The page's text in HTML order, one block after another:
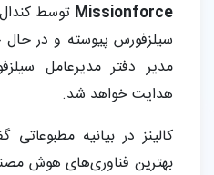
Missionforce
سیلزفورس پیوسته و در
مدیر دفتر مدیرعامل
هدایت خواهد شد.
بهترین فناوری‌های هوش